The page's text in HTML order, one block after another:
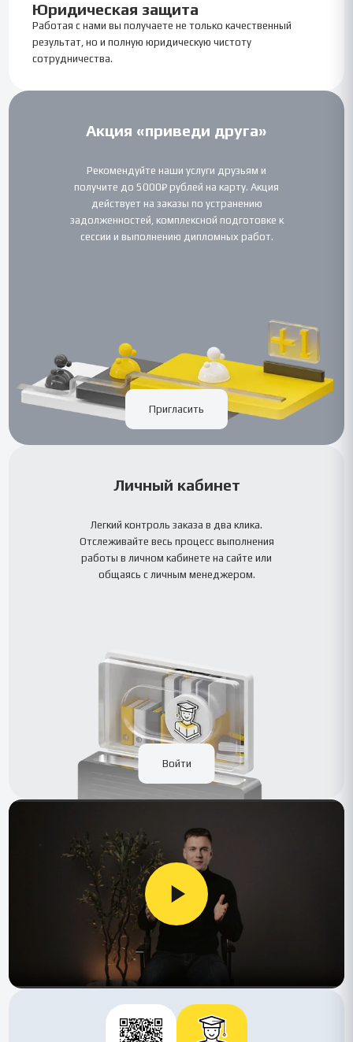
Юридическая защита
Работая с нами вы получаете не только качественный
результат, но и полную юридическую чистоту
сотрудничества.
Акция «приведи друга»
Рекомендуйте наши услуги друзьям и
получите до 5000₽ рублей на карту. Акция
действует на заказы по устранению
задолженностей, комплексной подготовке к
сессии и выполнению дипломных работ.
Пригласить
Личный кабинет
Легкий контроль заказа в два клика.
Отслеживайте весь процесс выполнения
работы в личном кабинете на сайте или
общаясь с личным менеджером.
Войти